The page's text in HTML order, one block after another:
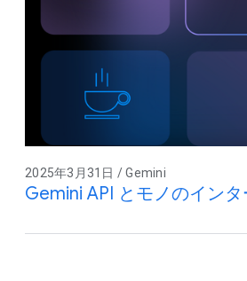
2025年3月31日 / Gemini
Gemini API とモノのインタ